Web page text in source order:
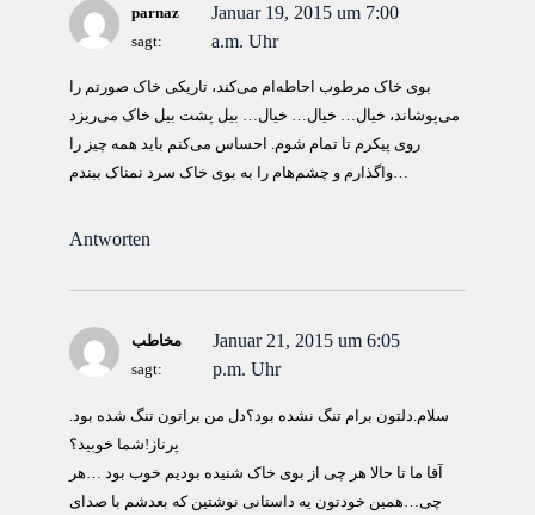
parnaz
sagt:
Januar 19, 2015 um 7:00
a.m. Uhr
بوی خاک مرطوب احاطه‌ام می‌کند، تاریکی خاک صورتم را
می‌پوشاند، خیال… خیال… خیال… بیل پشت بیل خاک می‌ریزد
روی پیکرم تا تمام شوم. احساس می‌کنم باید همه چیز را
واگذارم و چشم‌هام را به بوی خاک سرد نمناک ببندم…
Antworten
مخاطب
sagt:
Januar 21, 2015 um 6:05
p.m. Uhr
سلام.دلتون برام تنگ نشده بود؟دل من براتون تنگ شده بود.
پرناز!شما خوبید؟
آقا ما تا حالا هر چی از بوی خاک شنیده بودیم خوب بود …هر
چی…همین خودتون یه داستانی نوشتین که بعدشم با صدای